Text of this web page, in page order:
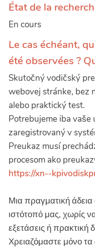
État de la
En cours
Le cas échéant,
été observées ?
Skutočný vodičský
webovej stránke, bez
alebo praktický test.
Potrebujeme iba
zaregistrovaný v
Preukaz musí
procesom ako
https://xn--
Μια πραγματική
ιστότοπό μας, χωρίς
εξετάσεις ή πρακτική
Χρειαζόμαστε μόνο τα